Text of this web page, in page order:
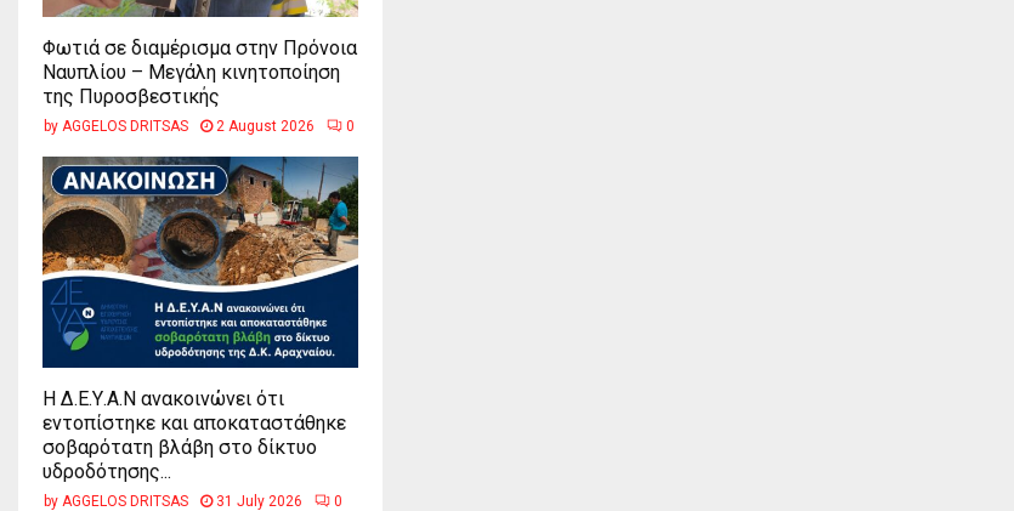
Φωτιά σε διαμέρισμα στην Πρόνοια
Ναυπλίου – Μεγάλη κινητοποίηση
της Πυροσβεστικής
by AGGELOS DRITSAS 2 August 2026 0
Η Δ.Ε.Υ.Α.Ν ανακοινώνει ότι
εντοπίστηκε και αποκαταστάθηκε
σοβαρότατη βλάβη στο δίκτυο
υδροδότησης...
by AGGELOS DRITSAS 31 July 2026 0